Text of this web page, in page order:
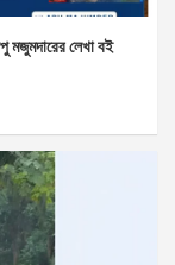
লেখা বই